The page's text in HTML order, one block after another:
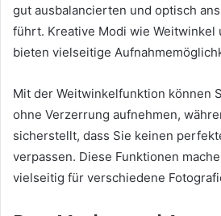
gut ausbalancierten und optisch
führt. Kreative Modi wie Weitwinkel
bieten vielseitige
Mit der Weitwinkelfunktion können
ohne Verzerrung aufnehmen,
sicherstellt, dass Sie keinen
verpassen. Diese Funktionen
vielseitig für verschiedene